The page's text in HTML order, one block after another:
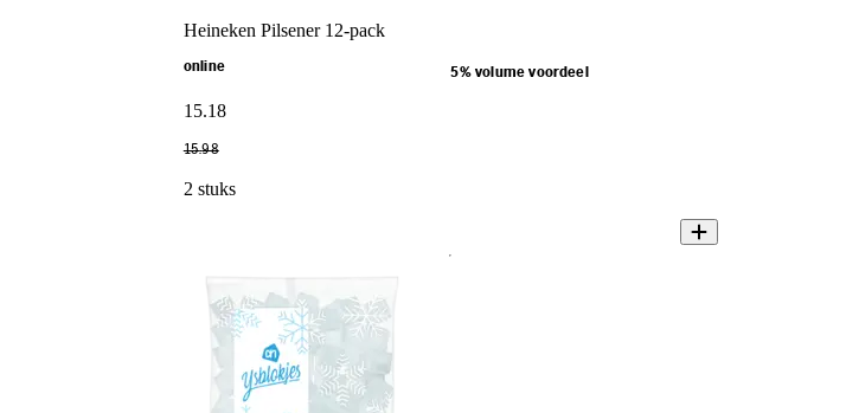
Heineken Pilsener 12-pack
online 5% volume voordeel
15.18
15.98
2 stuks